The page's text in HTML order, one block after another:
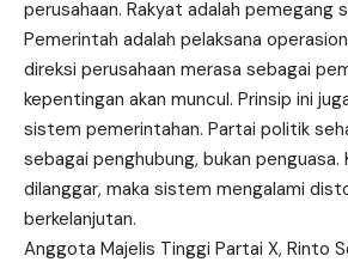
perusahaan. Rakyat adalah pemegang
Pemerintah adalah pelaksana
direksi perusahaan merasa sebagai
kepentingan akan muncul. Prinsip ini
sistem pemerintahan. Partai politik
sebagai penghubung, bukan penguasa.
dilanggar, maka sistem mengalami
berkelanjutan.
Anggota Majelis Tinggi Partai X, Rinto